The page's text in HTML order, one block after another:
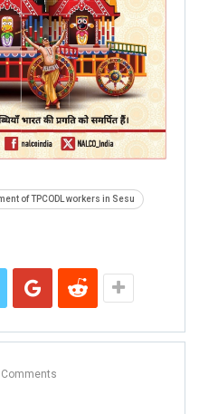
of TPCODL workers in Sesu
Comments